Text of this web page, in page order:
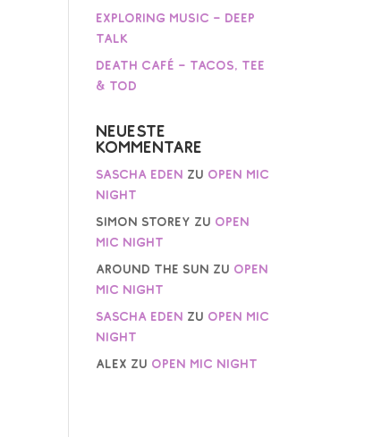
Exploring Music – Deep
Talk
Death Café – Tacos, Tee
& Tod
Neueste
Kommentare
Sascha Eden zu Open Mic
Night
Simon Storey zu Open
Mic Night
AROUND THE SUN zu Open
Mic Night
Sascha Eden zu Open Mic
Night
Alex zu Open Mic Night